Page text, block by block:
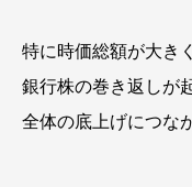
特に時価総額が大き
銀行株の巻き返しが
全体の底上げにつな